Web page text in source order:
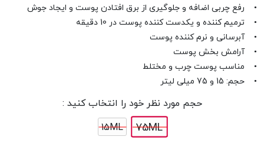
• رفع چربی اضافه و جلوگیری از برق افتادن پوست و ایجاد جوش
• ترمیم کننده و یکدست کننده پوست در 10 دقیقه
• آبرسانی و نرم کننده پوست
• آرامش بخش پوست
• مناسب پوست چرب و مختلط
• حجم: 15 و 75 میلی لیتر
حجم مورد نظر خود را انتخاب کنید :
75ML
15ML